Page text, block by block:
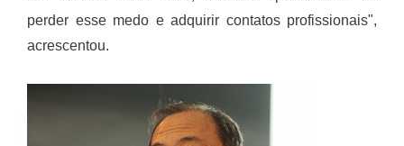
perder esse medo e adquirir contatos profissionais",
acrescentou.